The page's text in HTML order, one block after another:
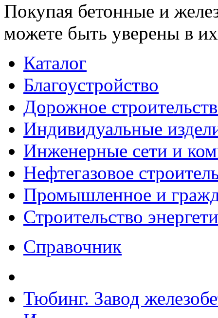
Покупая бетонные и
можете быть уверены в их
Каталог
Благоустройство
Дорожное
Индивидуальные
Инженерные сети и
Нефтегазовое
Промышленное и
Строительство
Справочник
Тюбинг. Завод